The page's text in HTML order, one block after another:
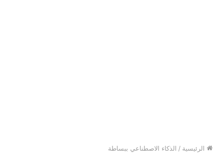
الرئيسية / الذكاء الاصطناعي ببساطة